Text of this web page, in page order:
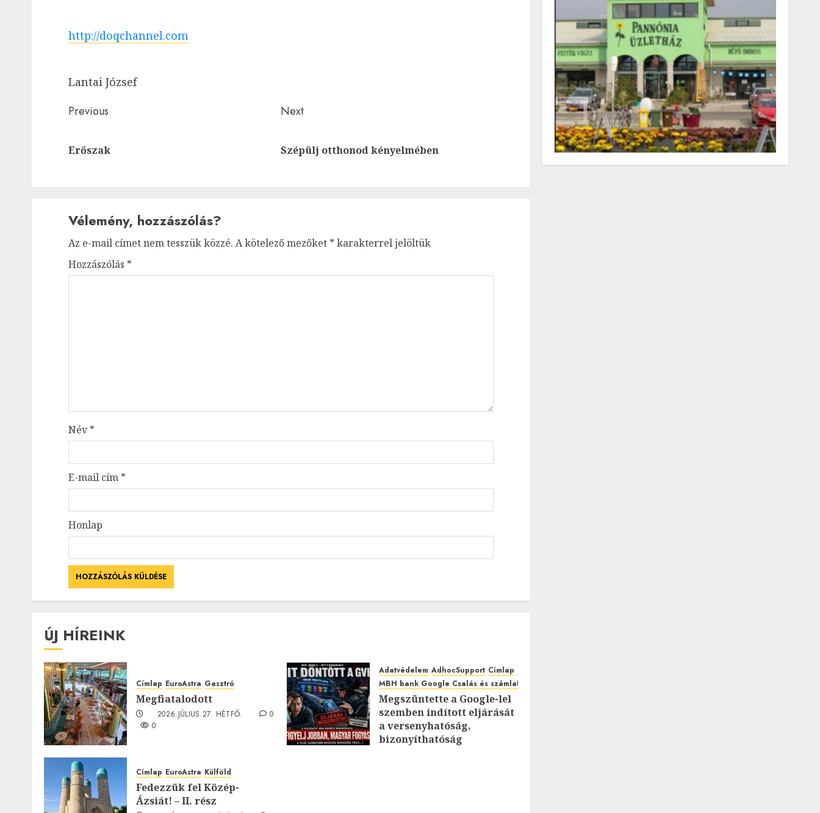
http://doqchannel.com
Lantai József
Post
navigation
Previous
Previous
Erőszak
Next
Next
Szépülj otthonod kényelmében
Vélemény, hozzászólás?
Az e-mail címet nem tesszük közzé. A kötelező mezőket * karakterrel jelöltük
Hozzászólás *
Név*
E-mail cím *
Honlap
ÚJ HÍREINK
Címlap EuroAstra Gasztró
Megfiatalodott
2026.JÚLIUS.27. HÉTFŐ.
0
0
Adatvédelem AdhocSupport Címlap
MBH bank Google Csalás és számlafeltörés károsultak
Megszüntette a Google-lel
szemben indított eljárását
a versenyhatóság,
bizonyíthatóság
Címlap EuroAstra Külföld
Fedezzük fel Közép-
Ázsiát! – II. rész